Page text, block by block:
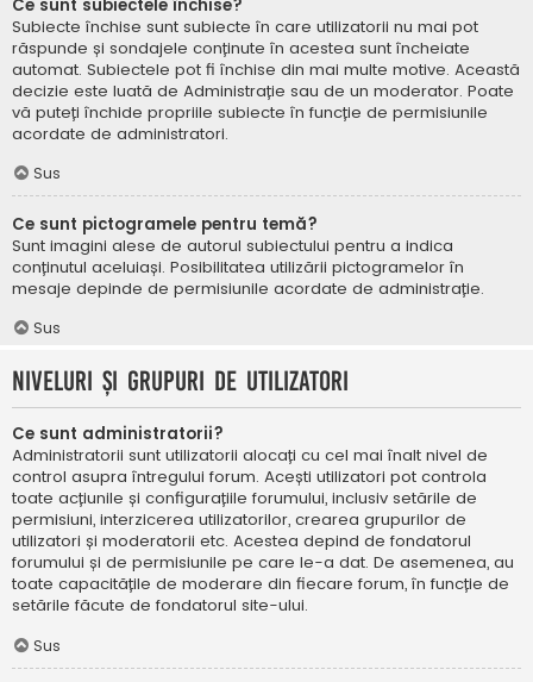
Ce sunt subiectele închise?
Subiecte închise sunt subiecte în care utilizatorii nu mai pot
răspunde și sondajele conținute în acestea sunt încheiate
automat. Subiectele pot fi închise din mai multe motive. Această
decizie este luată de Administrație sau de un moderator. Poate
vă puteți închide propriile subiecte în funcție de permisiunile
acordate de administratori.
Sus
Ce sunt pictogramele pentru temă?
Sunt imagini alese de autorul subiectului pentru a indica
conținutul aceluiași. Posibilitatea utilizării pictogramelor în
mesaje depinde de permisiunile acordate de administrație.
Sus
Niveluri și grupuri de utilizatori
Ce sunt administratorii?
Administratorii sunt utilizatorii alocați cu cel mai înalt nivel de
control asupra întregului forum. Acești utilizatori pot controla
toate acțiunile și configurațiile forumului, inclusiv setările de
permisiuni, interzicerea utilizatorilor, crearea grupurilor de
utilizatori și moderatorii etc. Acestea depind de fondatorul
forumului și de permisiunile pe care le-a dat. De asemenea, au
toate capacitățile de moderare din fiecare forum, în funcție de
setările făcute de fondatorul site-ului.
Sus